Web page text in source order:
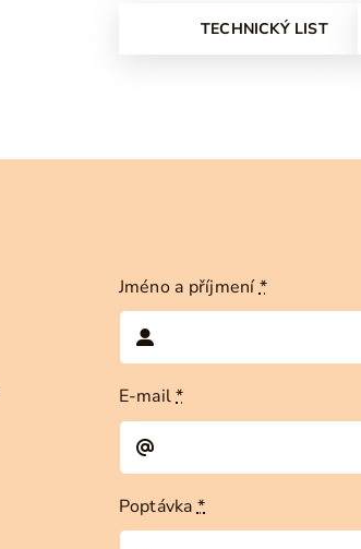
TECHNICKÝ LIST
Jméno a příjmení*
E-mail*
Poptávka*